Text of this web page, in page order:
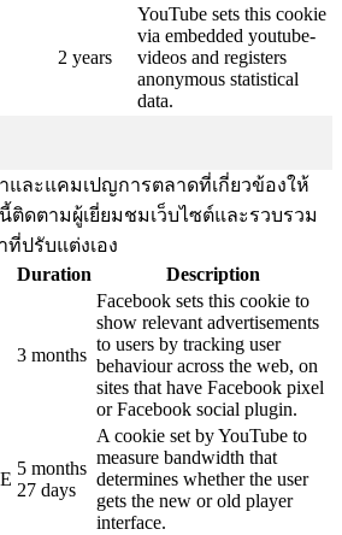
2 years
YouTube sets this cookie
via embedded youtube-
videos and registers
anonymous statistical
data.
และแคมเปญการตลาดที่เกี่ยวข้องให้
ติดตามผู้เยี่ยมชมเว็บไซต์และรวบรวม
ปรับแต่งเอง
Duration Description
3 months
Facebook sets this cookie to
show relevant advertisements
to users by tracking user
behaviour across the web, on
sites that have Facebook pixel
or Facebook social plugin.
5 months
27 days
A cookie set by YouTube to
measure bandwidth that
determines whether the user
gets the new or old player
interface.